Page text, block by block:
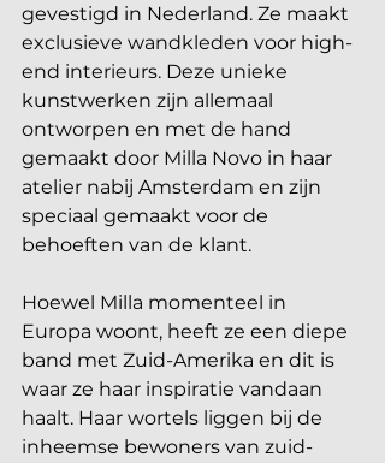
gevestigd in Nederland. Ze maakt
exclusieve wandkleden voor high-
end interieurs. Deze unieke
kunstwerken zijn allemaal
ontworpen en met de hand
gemaakt door Milla Novo in haar
atelier nabij Amsterdam en zijn
speciaal gemaakt voor de
behoeften van de klant.
Hoewel Milla momenteel in
Europa woont, heeft ze een diepe
band met Zuid-Amerika en dit is
waar ze haar inspiratie vandaan
haalt. Haar wortels liggen bij de
inheemse bewoners van zuid-